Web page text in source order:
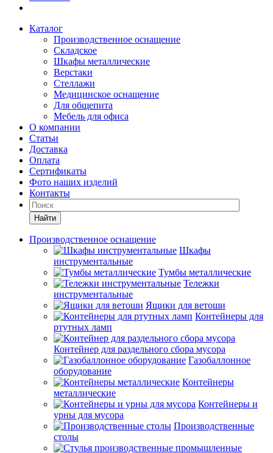
Каталог
Производственное оснащение
Складское
Шкафы металлические
Верстаки
Стеллажи
Медицинское оснащение
Для общепита
Мебель для офиса
О компании
Статьи
Доставка
Оплата
Сертификаты
Фото наших изделий
Контакты
Найти
Производственное оснащение
Шкафы
инструментальные
Тумбы металлические
Тележки
инструментальные
Ящики для ветоши
Контейнеры для
ртутных ламп
Контейнер для раздельного сбора мусора
Газобаллонное
оборудование
Контейнеры
металлические
Контейнеры и
урны для мусора
Производственные
столы